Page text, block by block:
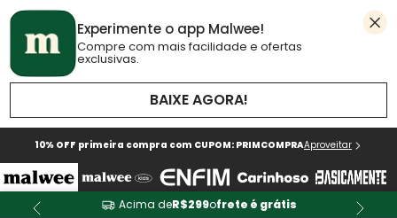
Experimente o app Malwee!
Compre com mais facilidade e ofertas
exclusivas.
BAIXE AGORA!
10% OFF primeira compra com CUPOM: PRIMCOMPRAAproveitar
Acima deR$299ofrete é grátis